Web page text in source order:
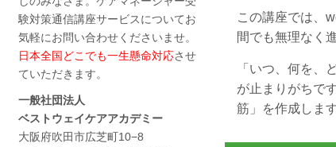
この講座では、
間でも無理なく
「いつ、何を、
が止まりがちで
筋」を作成します
験対策通信講座サービスについてお
気軽にお問い合わせくださいませ。
日本全国どこでも一生懸命対応させ
ていただきます。
一般社団法人
ベストウェイケアアカデミー
大阪府吹田市広芝町10−8